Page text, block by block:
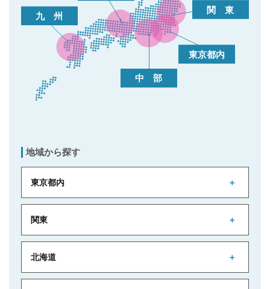
地域から探す
東京都内
関東
北海道